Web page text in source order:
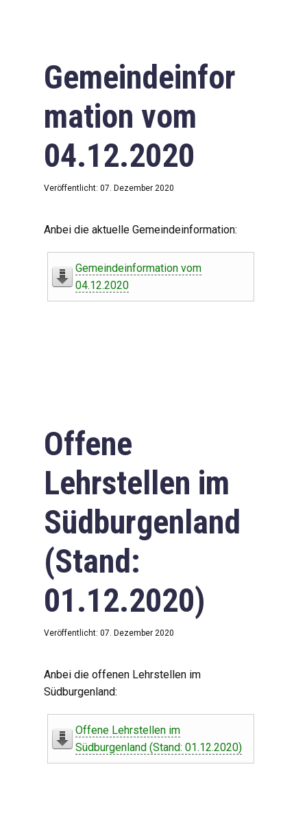
Gemeindeinfor
mation vom
04.12.2020
Veröffentlicht: 07. Dezember 2020
Anbei die aktuelle Gemeindeinformation:
Gemeindeinformation vom
04.12.2020
Offene
Lehrstellen im
Südburgenland
(Stand:
01.12.2020)
Veröffentlicht: 07. Dezember 2020
Anbei die offenen Lehrstellen im
Südburgenland:
Offene Lehrstellen im
Südburgenland (Stand: 01.12.2020)